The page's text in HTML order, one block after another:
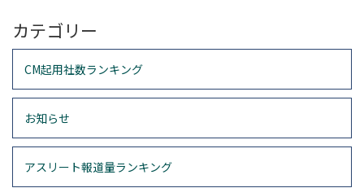
カテゴリー
CM起用社数ランキング
お知らせ
アスリート報道量ランキング